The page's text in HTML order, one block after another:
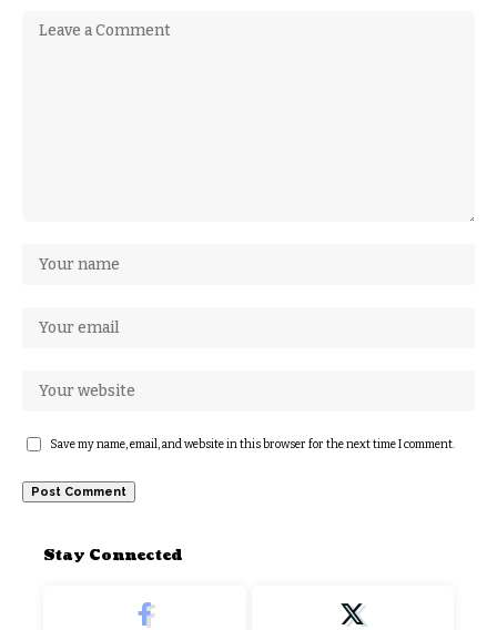
Save my name, email, and website in this browser for the next time I comment.
Stay Connected